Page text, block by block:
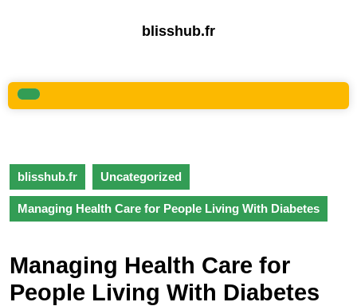
blisshub.fr
Open
blisshub.fr Uncategorized
Managing Health Care for People Living With Diabetes
Managing Health Care for
People Living With Diabetes